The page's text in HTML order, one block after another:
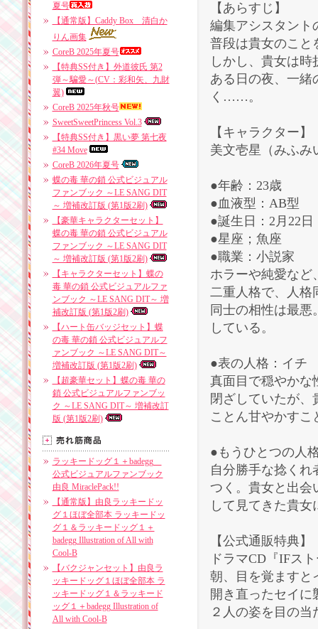
夏号
【通常版】Caddy Box 清白か
りん画集
CoreB 2025年夏号
【特典SS付き】外道彼氏 第2
弾～騙愛～(CV：彩和矢、九財
翼)
CoreB 2025年秋号
SweetSweetPrincess Vol.3
【特典SS付き】黒い夢 第七夜
#34 Move
CoreB 2026年夏号
蝶の毒 華の鎖 公式ビジュアル
ファンブック ～LE SANG DIT
～ 増補改訂版 (第1版2刷)
【豪華キャラクターセット】
蝶の毒 華の鎖 公式ビジュアル
ファンブック ～LE SANG DIT
～ 増補改訂版 (第1版2刷)
【キャラクターセット】蝶の
毒 華の鎖 公式ビジュアルファ
ンブック ～LE SANG DIT～ 増
補改訂版 (第1版2刷)
【ハート缶バッジセット】蝶
の毒 華の鎖 公式ビジュアルフ
ァンブック ～LE SANG DIT～
増補改訂版 (第1版2刷)
【超豪華セット】蝶の毒 華の
鎖 公式ビジュアルファンブッ
ク ～LE SANG DIT～ 増補改訂
版 (第1版2刷)
ラッキードッグ１＋badegg
公式ビジュアルファンブック
由良 MiraclePack!!
【通常版】由良ラッキードッ
グ１ほぼ全部本 ラッキードッ
グ１＆ラッキードッグ１＋
badegg Illustration of All with
Cool-B
【バクジャンセット】由良ラ
ッキードッグ１ほぼ全部本 ラ
ッキードッグ１＆ラッキード
ッグ１＋badegg Illustration of
All with Cool-B
【あらすじ】
編集アシスタント
普段は貴女のこと
しかし、貴女は
ある日の夜、一緒
く……。
【キャラクター】
美文壱星（みふみ
●年齢：23歳
●血液型：AB型
●誕生日：2月22日
●星座；魚座
●職業：小説家
ホラーや純愛など
二重人格で、人格
同士の相性は最
している。
●表の人格：イチ
真面目で穏やかな
閉ざしていたが、
ことん甘やかすこ
●もうひとつの人
自分勝手な捻くれ
つく。貴女と出会
して見てきた貴
【公式通販特典】
ドラマCD『IFス
朝、目を覚ますと
開き直ったセイに
２人の姿を目の